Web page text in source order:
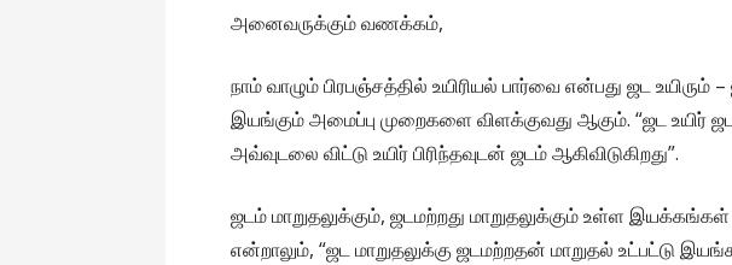
அனைவருக்கும் வணக்கம்,
நாம் வாழும் பிரபஞ்சத்தில் உயிரியல் பார்வை என்பது ஜட
இயங்கும் அமைப்பு முறைகளை விளக்குவது ஆகும். “ஜட உயிர்
அவ்வுடலை விட்டு உயிர் பிரிந்தவுடன் ஜடம் ஆகிவிடுகிறது”.
ஜடம் மாறுதலுக்கும், ஜடமற்றது மாறுதலுக்கும் உள்ள
என்றாலும், “ஜட மாறுதலுக்கு ஜடமற்றதன் மாறுதல் உட்பட்டு